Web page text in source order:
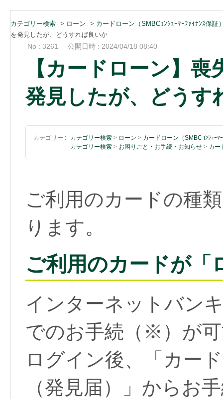
カテゴリー検索 > ローン > カードローン（SMBCｺﾝｼｭｰﾏｰﾌｧｲﾅﾝｽ保証
を発見したが、どうすれば良いか
No : 3261 公開日時 : 2024/04/18 08:40
【カードローン】
発見したが、どうす
カテゴリー : カテゴリー検索 > ローン > カードローン（SMBCｺﾝｼｭｰﾏ
カテゴリー検索 > お困りごと・お手続・お知らせ > カー
ご利用のカードの種
ります。
ご利用のカードが「
インターネットバン
でのお手続（ ※ ）が
ログイン後、「カー
（発見届）」からお